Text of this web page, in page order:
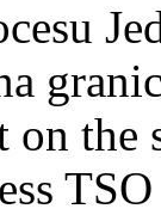
on